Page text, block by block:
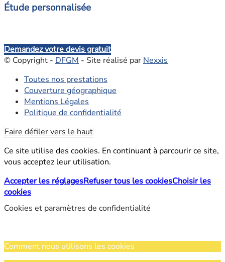
Étude personnalisée
Demandez votre devis gratuit
© Copyright - DFGM - Site réalisé par Nexxis
Toutes nos prestations
Couverture géographique
Mentions Légales
Politique de confidentialité
Faire défiler vers le haut
Ce site utilise des cookies. En continuant à parcourir ce site,
vous acceptez leur utilisation.
Accepter les réglagesRefuser tous les cookiesChoisir les
cookies
Cookies et paramètres de confidentialité
Comment nous utilisons les cookies